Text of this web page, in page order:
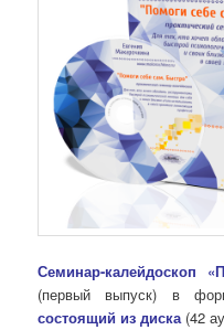
Семинар-
(первый выпуск) в
состоящий из диска (42